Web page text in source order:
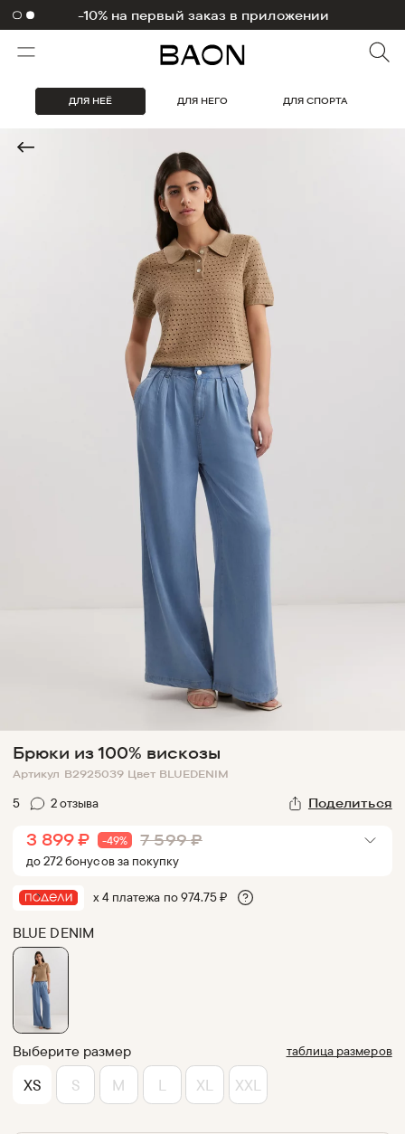
1000 бонусов на первый заказ
ДЛЯ НЕЁ ДЛЯ НЕГО ДЛЯ СПОРТА
Брюки из 100% вискозы
Артикул B2925039 Цвет BLUEDENIM
5 2отзыва Поделиться
3 899 ₽ -49% 7 599 ₽
до272бонусовза покупку
х 4 платежа по974.75₽
BLUE DENIM
Выберите размер таблица размеров
XS S M L XL XXL